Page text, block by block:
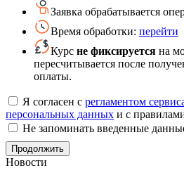
Заявка обрабатывается
Время обработки: перейти
Курс не фиксируется на
пересчитывается после
оплаты.
Я согласен с регламентом
персональных данных и с
Не запоминать введенные
Новости